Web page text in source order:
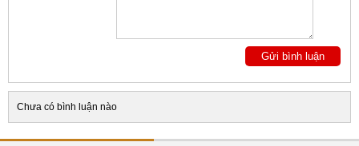
Chưa có bình luận nào